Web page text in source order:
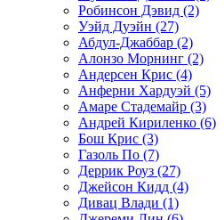
Робинсон Дэвид (2)
Уэйд Дуэйн (27)
Абдул-Джаббар (2)
Алонзо Морнинг (2)
Андерсен Крис (4)
Анферни Xардуэй (5)
Амаре Стадемайр (3)
Андрей Кириленко (6)
Бош Крис (3)
Газоль По (7)
Деррик Роуз (27)
Джейсон Кидд (4)
Дивац Влади (1)